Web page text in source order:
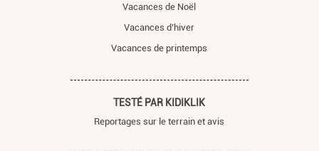
Vacances de Noël
Vacances d’hiver
Vacances de printemps
TESTÉ PAR KIDIKLIK
Reportages sur le terrain et avis